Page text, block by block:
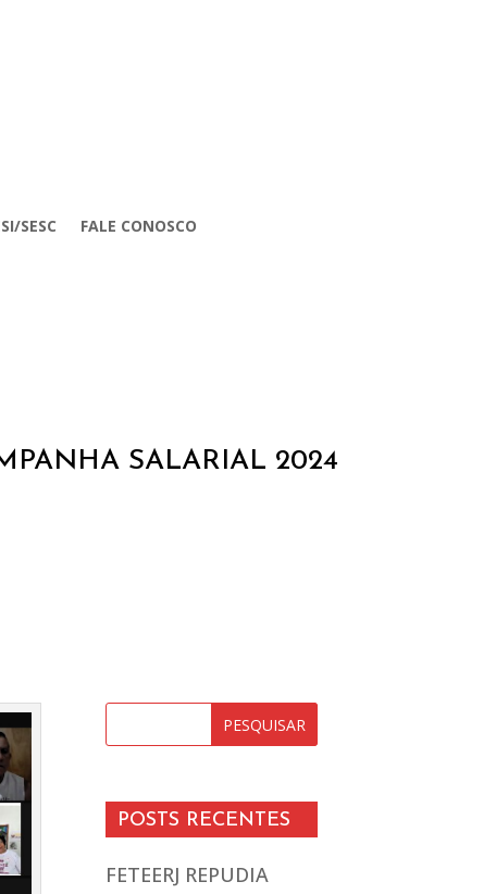
SESC FALE CONOSCO
SALARIAL 2024
POSTS RECENTES
FETEERJ REPUDIA